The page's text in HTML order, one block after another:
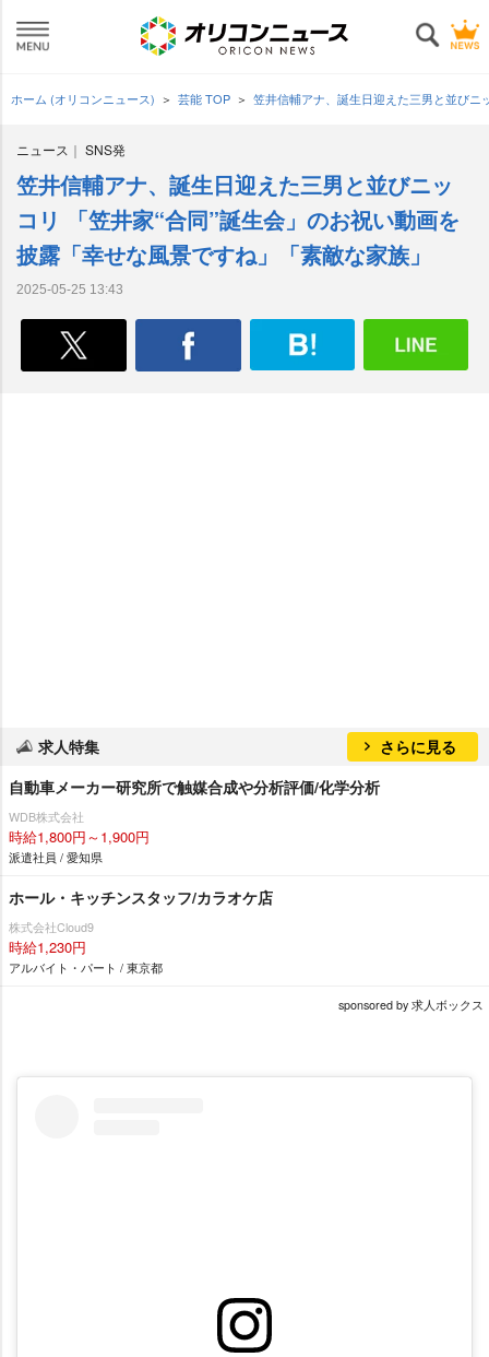
ホーム (オリコンニュース) 芸能 TOP 笠井信輔アナ、誕生日迎えた三男と並び
ニュース SNS発
笠井信輔アナ、誕生日迎えた三男と並びニッ
コリ 「笠井家“合同”誕生会」のお祝い動画を
披露「幸せな風景ですね」「素敵な家族」
2025-05-25 13:43
求人特集
さらに見る
自動車メーカー研究所で触媒合成や分析評価/化学分析
WDB株式会社
時給1,800円～1,900円
派遣社員 / 愛知県
ホール・キッチンスタッフ/カラオケ店
株式会社Cloud9
時給1,230円
アルバイト・パート / 東京都
sponsored by 求人ボックス